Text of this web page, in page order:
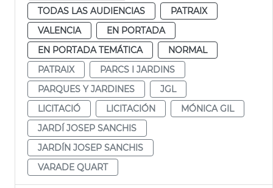
TODAS LAS AUDIENCIAS
PATRAIX
VALENCIA
EN PORTADA
EN PORTADA TEMÁTICA
NORMAL
PATRAIX
PARCS I JARDINS
PARQUES Y JARDINES
JGL
LICITACIÓ
LICITACIÓN
MÓNICA GIL
JARDÍ JOSEP SANCHIS
JARDÍN JOSEP SANCHIS
VARADE QUART